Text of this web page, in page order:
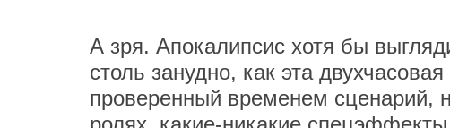
А зря. Апокалипсис хотя бы
столь занудно, как эта
проверенный временем сценарий,